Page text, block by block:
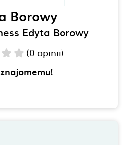
Borowy
Edyta Borowy
(0 opinii)